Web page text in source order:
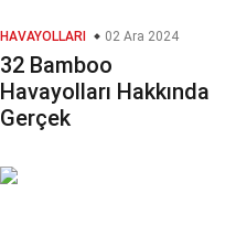
HAVAYOLLARI 02 Ara 2024
32 Bamboo
Havayolları Hakkında
Gerçek